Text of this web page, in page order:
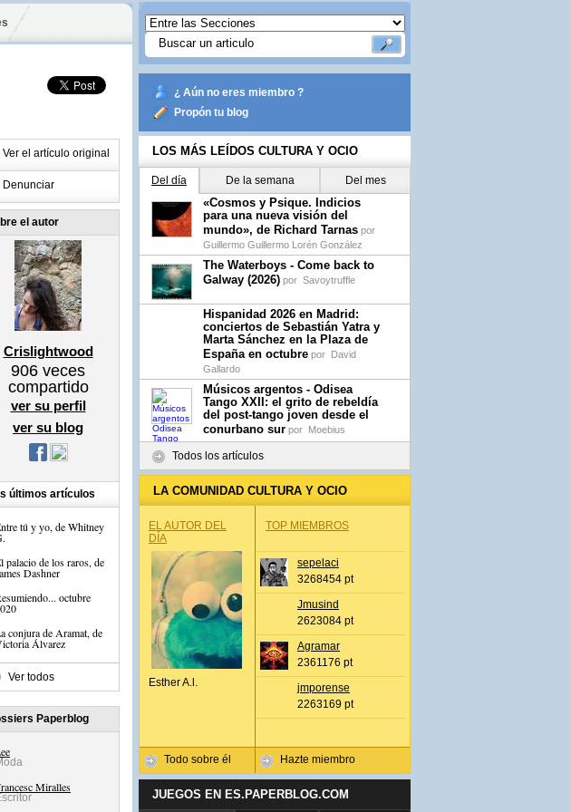
Ver el artículo original
Denunciar
el autor
Crislightwood
906 veces
compartido
ver su perfil
ver su blog
últimos artículos
tú y yo, de Whitney
palacio de los raros, de
Dashner
octubre
conjura de Aramat, de
Álvarez
Ver todos
Paperblog
Miralles
¿ Aún no eres miembro ?
Propón tu blog
LOS MÁS LEÍDOS CULTURA Y OCIO
Del día De la semana Del mes
«Cosmos y Psique. Indicios
para una nueva visión del
mundo», de Richard Tarnas por
Guillermo Guillermo Lorén González
The Waterboys - Come back to
Galway (2026) por Savoytruffle
Hispanidad 2026 en Madrid:
conciertos de Sebastián Yatra y
Marta Sánchez en la Plaza de
España en octubre por David
Gallardo
Músicos argentos - Odisea
Tango XXII: el grito de rebeldía
del post-tango joven desde el
conurbano sur por Moebius
Todos los artículos
LA COMUNIDAD CULTURA Y OCIO
EL AUTOR DEL
DÍA
Esther A.l.
Todo sobre él
TOP MIEMBROS
sepelaci
3268454 pt
Jmusind
2623084 pt
Agramar
2361176 pt
jmporense
2263169 pt
Hazte miembro
JUEGOS EN ES.PAPERBLOG.COM